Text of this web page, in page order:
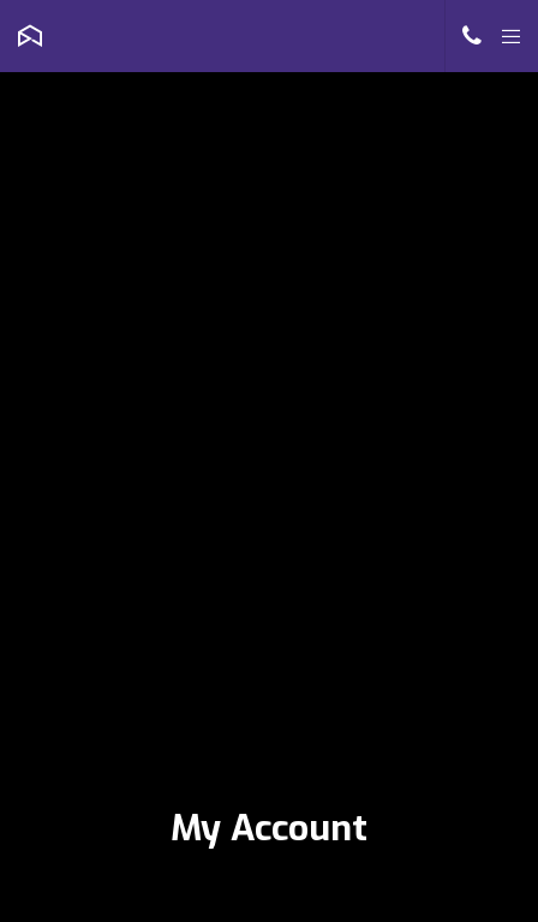
My Account